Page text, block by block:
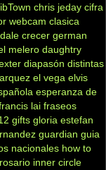
chris jeday cifra
webcam clasica
crecer german
melero daughtry
diapasón distintas
el vega elvis
esperanza de
lai fraseos
gifts gloria estefan
guardian guia
nacionales how to
inner circle